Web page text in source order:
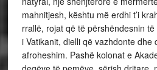
mahnitjesh, kështu më erdhi t’i
rrallë, rojat që të përshëndesnin
i Vatikanit, dielli që vazhdonte dhe
afroheshim. Pashë kolonat e